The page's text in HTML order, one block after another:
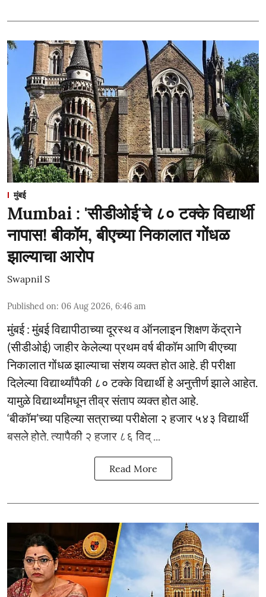
मुंबई
Mumbai : 'सीडीओई'चे ८० टक्के विद्यार्थी
नापास! बीकॉम, बीएच्या निकालात गोंधळ
झाल्याचा आरोप
Swapnil S
Published on: 06 Aug 2026, 6:46 am
मुंबई : मुंबई विद्यापीठाच्या दूरस्थ व ऑनलाइन शिक्षण केंद्राने
(सीडीओई) जाहीर केलेल्या प्रथम वर्ष बीकॉम आणि बीएच्या
निकालात गोंधळ झाल्याचा संशय व्यक्त होत आहे. ही परीक्षा
दिलेल्या विद्यार्थ्यांपैकी ८० टक्के विद्यार्थी हे अनुत्तीर्ण झाले आहेत.
यामुळे विद्यार्थ्यांमधून तीव्र संताप व्यक्त होत आहे.
‘बीकॉम’च्या पहिल्या सत्राच्या परीक्षेला २ हजार ५४३ विद्यार्थी
बसले होते. त्यापैकी २ हजार ८६ विद् ...
Read More